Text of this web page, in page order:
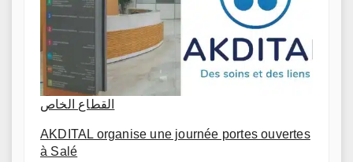
القطاع الخاص
AKDITAL organise une journée portes ouvertes
à Salé